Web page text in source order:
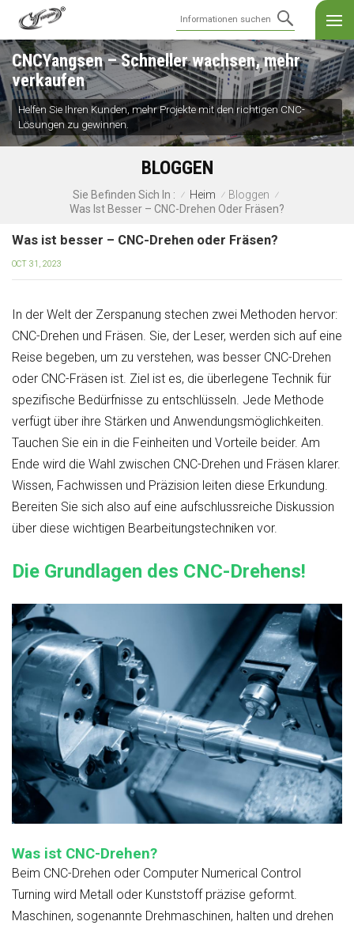
CNCYangsen – Schneller wachsen, mehr
verkaufen
Helfen Sie Ihren Kunden, mehr Projekte mit den richtigen CNC-
Lösungen zu gewinnen.
BLOGGEN
Sie Befinden Sich In : / Heim / Bloggen /
Was Ist Besser – CNC-Drehen Oder Fräsen?
Was ist besser – CNC-Drehen oder Fräsen?
OCT 31, 2023
In der Welt der Zerspanung stechen zwei Methoden hervor:
CNC-Drehen und Fräsen. Sie, der Leser, werden sich auf eine
Reise begeben, um zu verstehen, was besser CNC-Drehen
oder CNC-Fräsen ist. Ziel ist es, die überlegene Technik für
spezifische Bedürfnisse zu entschlüsseln. Jede Methode
verfügt über ihre Stärken und Anwendungsmöglichkeiten.
Tauchen Sie ein in die Feinheiten und Vorteile beider. Am
Ende wird die Wahl zwischen CNC-Drehen und Fräsen klarer.
Wissen, Fachwissen und Präzision leiten diese Erkundung.
Bereiten Sie sich also auf eine aufschlussreiche Diskussion
über diese wichtigen Bearbeitungstechniken vor.
Die Grundlagen des CNC-Drehens!
Was ist CNC-Drehen?
Beim CNC-Drehen oder Computer Numerical Control
Turning wird Metall oder Kunststoff präzise geformt.
Maschinen, sogenannte Drehmaschinen, halten und drehen